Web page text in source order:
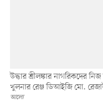
উদ্ধার শ্রীলঙ্কার নাগরিকদের
খুলনার রেঞ্জ ডিআইজি মো.
আলো